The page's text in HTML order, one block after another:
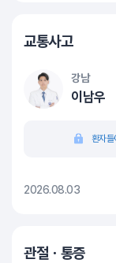
교통사고
강남
이남우
환자들
2026.08.03
관절ㆍ통증